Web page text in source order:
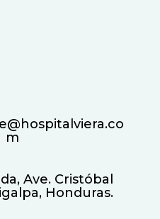
m
Ave. Cristóbal
Honduras.